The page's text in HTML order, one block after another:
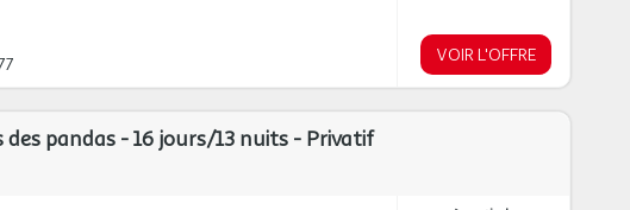
VOIR L'OFFRE
des pandas - 16 jours/13 nuits - Privatif